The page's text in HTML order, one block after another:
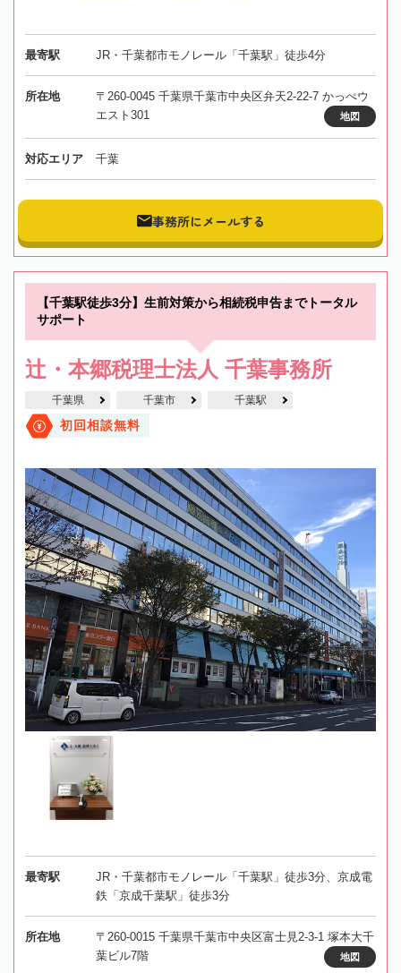
最寄駅 JR・千葉都市モノレール「千葉駅」徒歩4分
所在地
〒260-0045 千葉県千葉市中央区弁天2-22-7 かっぺウ
エスト301
地図
対応エリア 千葉
事務所にメールする
【千葉駅徒歩3分】生前対策から相続税申告までトータル
サポート
辻・本郷税理士法人 千葉事務所
千葉県 千葉市 千葉駅
初回相談無料
最寄駅
JR・千葉都市モノレール「千葉駅」徒歩3分、京成電
鉄「京成千葉駅」徒歩3分
所在地
〒260-0015 千葉県千葉市中央区富士見2-3-1 塚本大千
葉ビル7階
地図